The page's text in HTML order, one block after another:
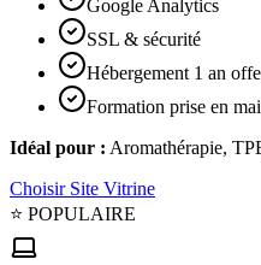
Google Analytics
SSL & sécurité
Hébergement 1 an
Formation prise en
Idéal pour : Aromathérapie,
Choisir Site Vitrine
⭐ POPULAIRE